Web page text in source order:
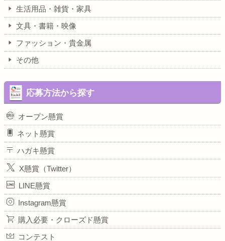
生活用品・雑貨・家具
文具・書籍・映像
ファッション・貴金属
その他
応募方法から探す
オープン懸賞
ネット懸賞
ハガキ懸賞
X懸賞（Twitter）
LINE懸賞
Instagram懸賞
購入必要・クローズド懸賞
コンテスト